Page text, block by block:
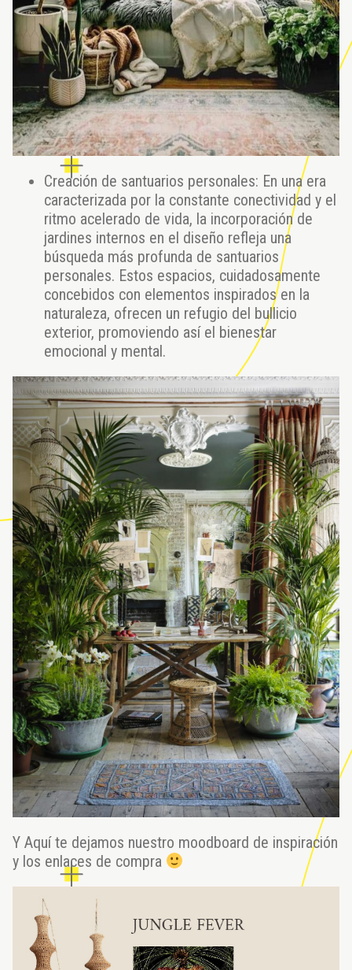
Creación de santuarios personales: En una era
caracterizada por la constante conectividad y el
ritmo acelerado de vida, la incorporación de
jardines internos en el diseño refleja una
búsqueda más profunda de santuarios
personales. Estos espacios, cuidadosamente
concebidos con elementos inspirados en la
naturaleza, ofrecen un refugio del bullicio
exterior, promoviendo así el bienestar
emocional y mental.
Y Aquí te dejamos nuestro moodboard de inspiración
y los enlaces de compra